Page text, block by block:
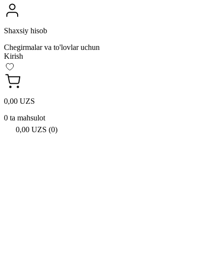
Shaxsiy hisob
Chegirmalar va to'lovlar uchun
Kirish
0,00 UZS
0 ta mahsulot
0,00 UZS (0)